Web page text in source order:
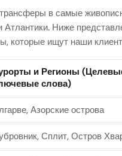
в самые
Ниже
которые ищут наши
и Регионы
слова)
Азорские острова
Сплит, Остров